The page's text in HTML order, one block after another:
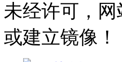
未经许可，
或建立镜像！